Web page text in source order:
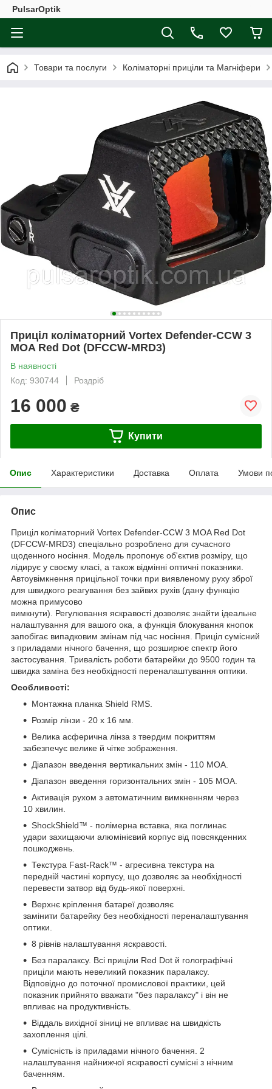
PulsarOptik
Товари та послуги Коліматорні приціли та Магніфери
Приціл коліматорний Vortex Defender-CCW 3
MOA Red Dot (DFCCW-MRD3)
В наявності
Код: 930744
Роздріб
16 000 ₴
Купити
Опис Характеристики Доставка Оплата Умови
Опис
Приціл коліматорний Vortex Defender-CCW 3 MOA Red Dot
(DFCCW-MRD3) спеціально розроблено для сучасного
щоденного носіння. Модель пропонує об'єктив розміру, що
лідирує у своєму класі, а також відмінні оптичні показники.
Автоувімкнення прицільної точки при виявленому руху зброї
для швидкого реагування без зайвих рухів (дану функцію
можна примусово
вимкнути). Регулювання яскравості дозволяє знайти ідеальне
налаштування для вашого ока, а функція блокування кнопок
запобігає випадковим змінам під час носіння. Приціл сумісний
з приладами нічного бачення, що розширює спектр його
застосування. Тривалість роботи батарейки до 9500 годин та
швидка заміна без необхідності переналаштування оптики.
Особливості:
Монтажна планка Shield RMS.
Розмір лінзи - 20 х 16 мм.
Велика асферична лінза з твердим покриттям
забезпечує велике й чітке зображення.
Діапазон введення вертикальних змін - 110 MOA.
Діапазон введення горизонтальних змін - 105 MOA.
Активація рухом з автоматичним вимкненням через
10 хвилин.
ShockShield™ - полімерна вставка, яка поглинає
удари захищаючи алюмінієвий корпус від повсякденних
пошкоджень.
Текстура Fast-Rack™ - агресивна текстура на
передній частині корпусу, що дозволяє за необхідності
перевести затвор від будь-якої поверхні.
Верхнє кріплення батареї дозволяє
замінити батарейку без необхідності переналаштування
оптики.
8 рівнів налаштування яскравості.
Без паралаксу. Всі приціли Red Dot й голографічні
приціли мають невеликий показник паралаксу.
Відповідно до поточної промислової практики, цей
показник прийнято вважати "без паралаксу" і він не
впливає на продуктивність.
Віддаль вихідної зіниці не впливає на швидкість
захоплення цілі.
Сумісність із приладами нічного бачення. 2
налаштування найнижчої яскравості сумісні з нічним
баченням.